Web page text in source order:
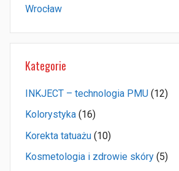
Wrocław
Kategorie
INKJECT – technologia PMU (12)
Kolorystyka (16)
Korekta tatuażu (10)
Kosmetologia i zdrowie skóry (5)